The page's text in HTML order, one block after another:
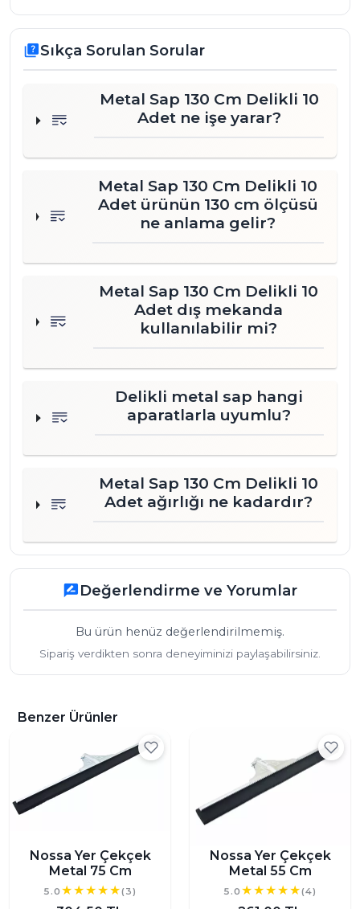
quizSıkça Sorulan Sorular
Metal Sap 130 Cm Delikli 10
Adet ne işe yarar?
Metal Sap 130 Cm Delikli 10
Adet ürünün 130 cm ölçüsü
ne anlama gelir?
Metal Sap 130 Cm Delikli 10
Adet dış mekanda
kullanılabilir mi?
Delikli metal sap hangi
aparatlarla uyumlu?
Metal Sap 130 Cm Delikli 10
Adet ağırlığı ne kadardır?
rate_reviewDeğerlendirme ve Yorumlar
Bu ürün henüz değerlendirilmemiş.
Sipariş verdikten sonra deneyiminizi paylaşabilirsiniz.
Benzer Ürünler
Nossa Yer Çekçek
Metal 75 Cm
5.0 (3)
Nossa Yer Çekçek
Metal 55 Cm
5.0 (4)